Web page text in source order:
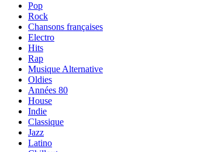
Pop
Rock
Chansons françaises
Electro
Hits
Rap
Musique Alternative
Oldies
Années 80
House
Indie
Classique
Jazz
Latino